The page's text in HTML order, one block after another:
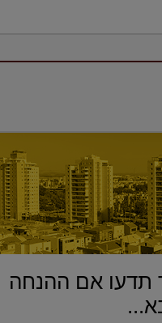
תדעו אם ההנחה